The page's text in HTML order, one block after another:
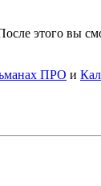
этого вы
ПРО и